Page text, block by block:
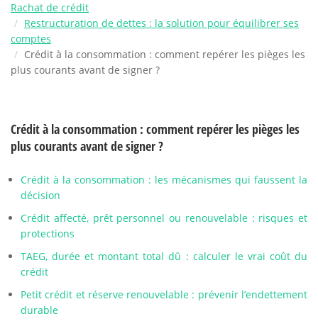
Rachat de crédit
Restructuration de dettes : la solution pour équilibrer ses
comptes
Crédit à la consommation : comment repérer les pièges les
plus courants avant de signer ?
Crédit à la consommation : comment repérer les pièges les
plus courants avant de signer ?
Crédit à la consommation : les mécanismes qui faussent la
décision
Crédit affecté, prêt personnel ou renouvelable : risques et
protections
TAEG, durée et montant total dû : calculer le vrai coût du
crédit
Petit crédit et réserve renouvelable : prévenir l’endettement
durable